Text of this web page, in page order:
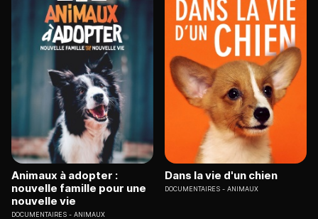
Animaux à adopter :
nouvelle famille pour une
nouvelle vie
DOCUMENTAIRES ANIMAUX
Dans la vie d'un chien
DOCUMENTAIRES ANIMAUX